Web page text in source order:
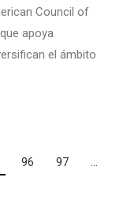
Council of
apoya
el ámbito
96 97
…